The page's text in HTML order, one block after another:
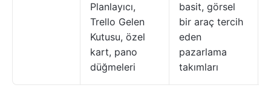
Planlayıcı,
Trello Gelen
Kutusu, özel
kart, pano
düğmeleri
basit, görsel
bir araç tercih
eden
pazarlama
takımları